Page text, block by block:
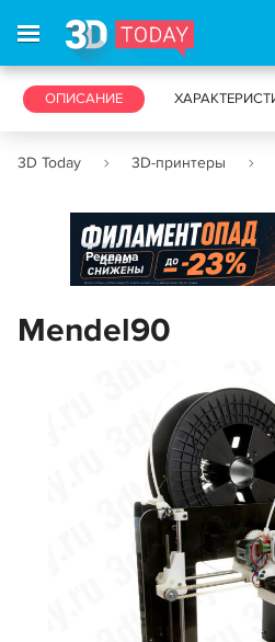
3D-ПРИНТЕРЫ 3D-
ОПИСАНИЕ
3D Today 3D-принтеры
Реклама
Mendel90